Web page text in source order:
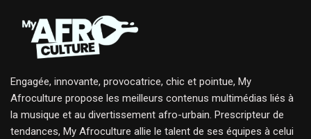
Engagée, innovante, provocatrice, chic et pointue, My
Afroculture propose les meilleurs contenus multimédias liés à
la musique et au divertissement afro-urbain. Prescripteur de
tendances, My Afroculture allie le talent de ses équipes à celui